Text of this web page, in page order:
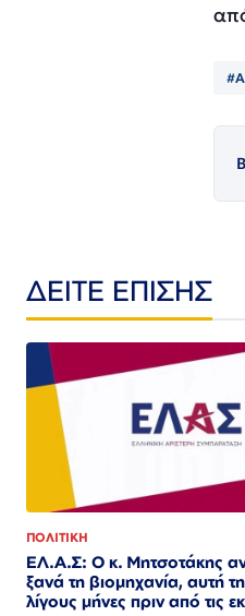
ΔΕΙΤΕ ΕΠΙΣΗΣ
ΠΟΛΙΤΙΚΗ
ΕΛ.Α.Σ: Ο κ. Μητσοτάκης
ξανά τη βιομηχανία, αυτή
λίγους μήνες πριν από τις